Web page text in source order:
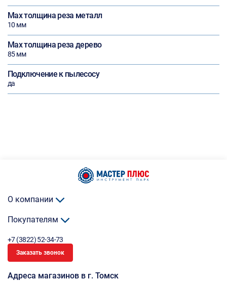
Max толщина реза металл
10 мм
Max толщина реза дерево
85 мм
Подключение к пылесосу
да
О компании
Покупателям
+7 (3822) 52-34-73
Заказать звонок
Адреса магазинов в г. Томск